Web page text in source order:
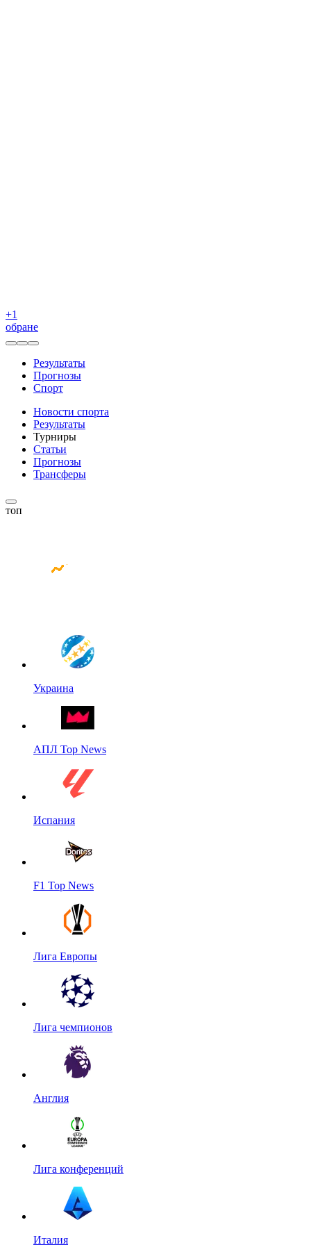
+1
обране
Результаты
Прогнозы
Спорт
Новости спорта
Результаты
Турниры
Статьи
Прогнозы
Трансферы
топ
Украина
АПЛ Top News
Испания
F1 Top News
Лига Европы
Лига чемпионов
Англия
Лига конференций
Италия